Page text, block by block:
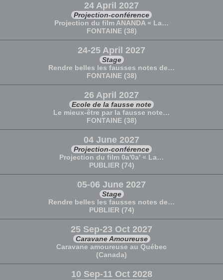
24 April 2027
Projection-conférence
Projection du film ANANDA « La…
FONTAINE (38)
24-25 April 2027
Stage
Rendre belles les fausses notes de…
FONTAINE (38)
26 April 2027
Ecole de la fausse note
Le mieux-être par la fausse note…
FONTAINE (38)
04 June 2027
Projection-conférence
Projection du film 0a'0a' « La…
PUBLIER (74)
05-06 June 2027
Stage
Rendre belles les fausses notes de…
PUBLIER (74)
25 Sep-23 Oct 2027
Caravane Amoureuse
Caravane amoureuse au Québec
(Canada)
10 Sep-11 Oct 2028